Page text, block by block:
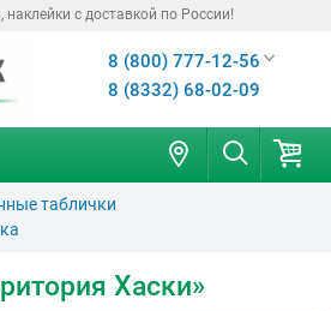
наклейки с доставкой по России!
8 (800) 777-12-56
8 (8332) 68-02-09
таблички
Хаски»